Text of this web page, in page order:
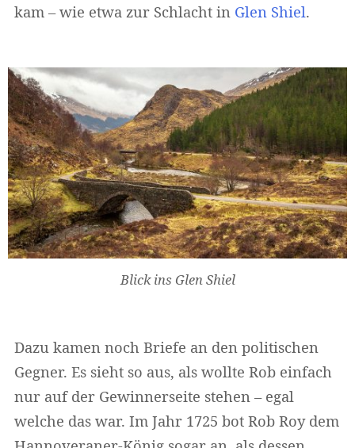
kam – wie etwa zur Schlacht in Glen Shiel.
Blick ins Glen Shiel
Dazu kamen noch Briefe an den politischen
Gegner. Es sieht so aus, als wollte Rob einfach
nur auf der Gewinnerseite stehen – egal
welche das war. Im Jahr 1725 bot Rob Roy dem